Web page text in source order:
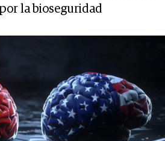
la bioseguridad